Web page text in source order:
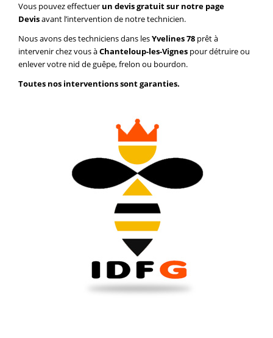
Vous pouvez effectuer un devis gratuit sur notre page
Devisavant l’intervention de notre technicien.
Nous avons des techniciens dans lesYvelines 78 prêt à
intervenir chez vous àChanteloup-les-Vignes pour détruire ou
enlever votre nid de guêpe, frelon ou bourdon.
Toutes nos interventions sont garanties.